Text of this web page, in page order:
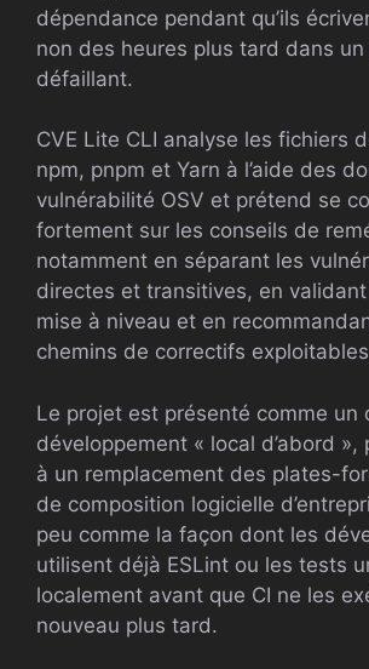
dépendance pendant qu’ils
non des heures plus tard dans un
défaillant.
CVE Lite CLI analyse les fichiers
npm, pnpm et Yarn à l’aide des
vulnérabilité OSV et prétend se
fortement sur les conseils de
notamment en séparant les
directes et transitives, en
mise à niveau et en
chemins de correctifs
Le projet est présenté comme un
développement « local d’abord »,
à un remplacement des plates-
de composition logicielle
peu comme la façon dont les
utilisent déjà ESLint ou les tests
localement avant que CI ne les
nouveau plus tard.